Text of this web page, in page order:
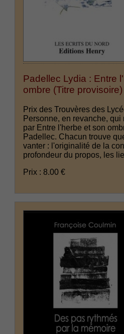
Padellec Lydia : Entre
ombre (Titre provisoire)
Prix des Trouvères des
Personne, en revanche,
par Entre l'herbe et son
Padellec. Chacun trouve
vanter : l'originalité de la
profondeur du propos, les
Prix : 8.00 €